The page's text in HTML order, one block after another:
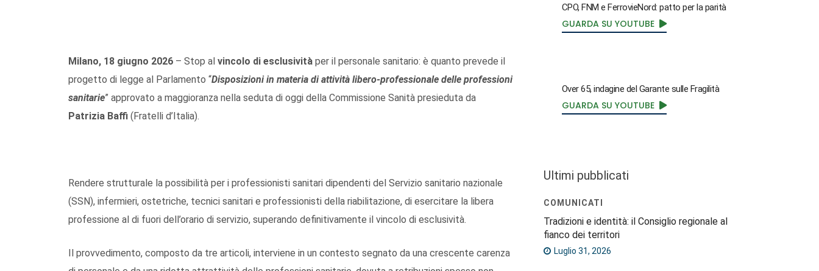
Milano, 18 giugno 2026 – Stop al vincolo di esclusività per il personale sanitario: è quanto prevede il
progetto di legge al Parlamento “Disposizioni in materia di attività libero-professionale delle professioni
sanitarie” approvato a maggioranza nella seduta di oggi della Commissione Sanità presieduta da
Patrizia Baffi (Fratelli d’Italia).
Rendere strutturale la possibilità per i professionisti sanitari dipendenti del Servizio sanitario nazionale
(SSN), infermieri, ostetriche, tecnici sanitari e professionisti della riabilitazione, di esercitare la libera
professione al di fuori dell’orario di servizio, superando definitivamente il vincolo di esclusività.
Il provvedimento, composto da tre articoli, interviene in un contesto segnato da una crescente carenza
CPO, FNM e FerrovieNord: patto per la parità
GUARDA SU YOUTUBE
Over 65, indagine del Garante sulle Fragilità
GUARDA SU YOUTUBE
Ultimi pubblicati
COMUNICATI
Tradizioni e identità: il Consiglio regionale al
fianco dei territori
Luglio 31, 2026